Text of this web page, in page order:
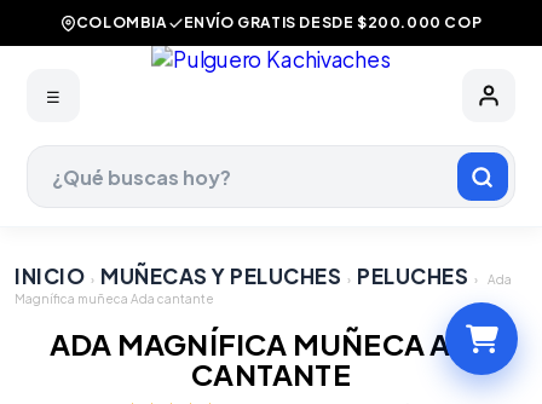
COLOMBIA ENVÍO GRATIS DESDE $200.000 COP
☰
INICIO › MUÑECAS Y PELUCHES › PELUCHES ›
Ada
Magnífica muñeca Ada cantante
ADA MAGNÍFICA MUÑECA ADA
CANTANTE